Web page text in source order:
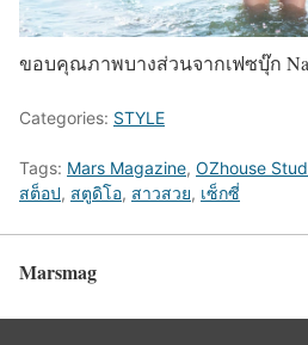
ขอบคุณภาพบางส่วนจากเฟซบุ๊ก
Categories: STYLE
Tags: Mars Magazine, OZhouse
สต็อป, สตูดิโอ, สาวสวย, เซ็กซี่
Marsmag